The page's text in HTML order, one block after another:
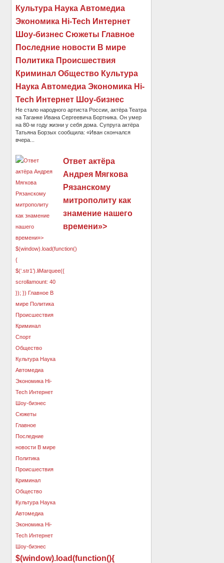
Культура Наука Автомедиа
Экономика Hi-Tech Интернет
Шоу-бизнес Сюжеты Главное
Последние новости В мире
Политика Происшествия
Криминал Общество Культура
Наука Автомедиа Экономика Hi-
Tech Интернет Шоу-бизнес
Не стало народного артиста России, актёра Театра
на Таганке Ивана Сергеевича Бортника. Он умер
на 80-м году жизни у себя дома. Супруга актёра
Татьяна Борзых сообщила: «Иван скончался
вчера...
Ответ актёра
Андрея Мягкова
Рязанскому
митрополиту как
знамение нашего
времени»>
$(window).load(function(){